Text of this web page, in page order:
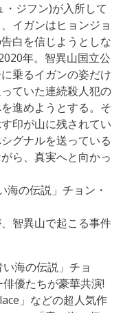
ジフン)が入所して
イガンはヒョンジョ
白を信じようとしな
年。智異山国立公
乗るイガンの姿だけ
ていた連続殺人犯の
進めようとする。そ
印が山に残されてい
グナルを送っている
ら、真実へと向かっ
海の伝説」チョン・
智異山で起こる事件
海の伝説」チョ
優たちが豪華共演!
」などの超人気作